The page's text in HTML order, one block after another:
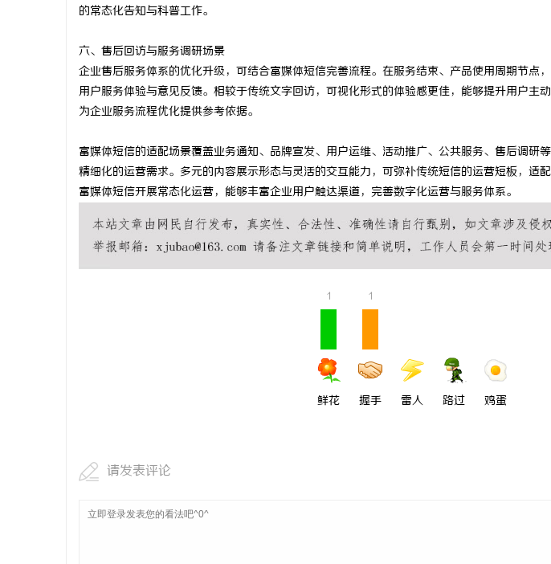
的常态化告知与科普工作。
六、售后回访与服务调研场景
企业售后服务体系的优化升级，可结合富媒体短信完善流程。在服务结束、产品使用周期节点
用户服务体验与意见反馈。相较于传统文字回访，可视化形式的体验感更佳，能够提升用户主
为企业服务流程优化提供参考依据。
富媒体短信的适配场景覆盖业务通知、品牌宣发、用户运维、活动推广、公共服务、售后调研
精细化的运营需求。多元的内容展示形态与灵活的交互能力，可弥补传统短信的运营短板，适
富媒体短信开展常态化运营，能够丰富企业用户触达渠道，完善数字化运营与服务体系。
1
鲜花
1
握手 雷人 路过 鸡蛋
请发表评论